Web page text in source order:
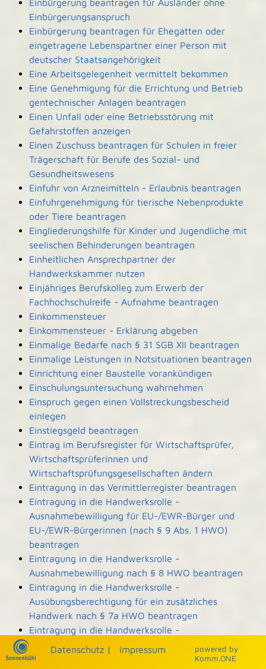
Einbürgerung beantragen für Ausländer ohne
Einbürgerungsanspruch
Einbürgerung beantragen für Ehegatten oder
eingetragene Lebenspartner einer Person mit
deutscher Staatsangehörigkeit
Eine Arbeitsgelegenheit vermittelt bekommen
Eine Genehmigung für die Errichtung und Betrieb
gentechnischer Anlagen beantragen
Einen Unfall oder eine Betriebsstörung mit
Gefahrstoffen anzeigen
Einen Zuschuss beantragen für Schulen in freier
Trägerschaft für Berufe des Sozial- und
Gesundheitswesens
Einfuhr von Arzneimitteln - Erlaubnis beantragen
Einfuhrgenehmigung für tierische Nebenprodukte
oder Tiere beantragen
Eingliederungshilfe für Kinder und Jugendliche mit
seelischen Behinderungen beantragen
Einheitlichen Ansprechpartner der
Handwerkskammer nutzen
Einjähriges Berufskolleg zum Erwerb der
Fachhochschulreife - Aufnahme beantragen
Einkommensteuer
Einkommensteuer - Erklärung abgeben
Einmalige Bedarfe nach § 31 SGB XII beantragen
Einmalige Leistungen in Notsituationen beantragen
Einrichtung einer Baustelle vorankündigen
Einschulungsuntersuchung wahrnehmen
Einspruch gegen einen Vollstreckungsbescheid
einlegen
Einstiegsgeld beantragen
Eintrag im Berufsregister für Wirtschaftsprüfer,
Wirtschaftsprüferinnen und
Wirtschaftsprüfungsgesellschaften ändern
Eintragung in das Vermittlerregister beantragen
Eintragung in die Handwerksrolle -
Ausnahmebewilligung für EU-/EWR-Bürger und
EU-/EWR-Bürgerinnen (nach § 9 Abs. 1 HWO)
beantragen
Eintragung in die Handwerksrolle -
Ausnahmebewilligung nach § 8 HWO beantragen
Eintragung in die Handwerksrolle -
Ausübungsberechtigung für ein zusätzliches
Handwerk nach § 7a HWO beantragen
Eintragung in die Handwerksrolle -
Ausübungsberechtigung nach § 7b HWO
beantragen
powered by
Komm.ONE
Datenschutz | Impressum